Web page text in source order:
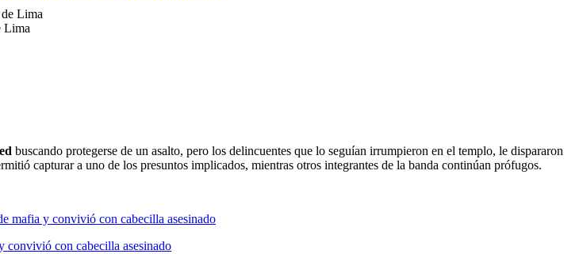
Lima
buscando protegerse de un asalto, pero los delincuentes que lo seguían irrumpieron en el templo, le dispararon
capturar a uno de los presuntos implicados, mientras otros integrantes de la banda continúan prófugos.
convivió con cabecilla asesinado